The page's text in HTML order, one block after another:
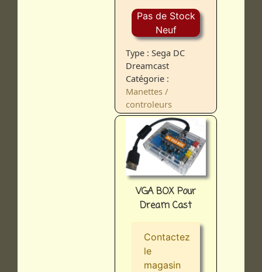
Pas de Stock
Neuf
Type : Sega DC
Dreamcast
Catégorie :
Manettes /
controleurs
VGA BOX Pour
Dream Cast
Contactez
le
magasin